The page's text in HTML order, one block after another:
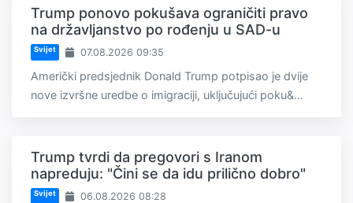
Trump ponovo pokušava ograničiti pravo
na državljanstvo po rođenju u SAD-u
Svijet 07.08.2026 09:35
Američki predsjednik Donald Trump potpisao je dvije
nove izvršne uredbe o imigraciji, uključujući poku&...
Trump tvrdi da pregovori s Iranom
napreduju: "Čini se da idu prilično dobro"
Svijet 06.08.2026 08:28